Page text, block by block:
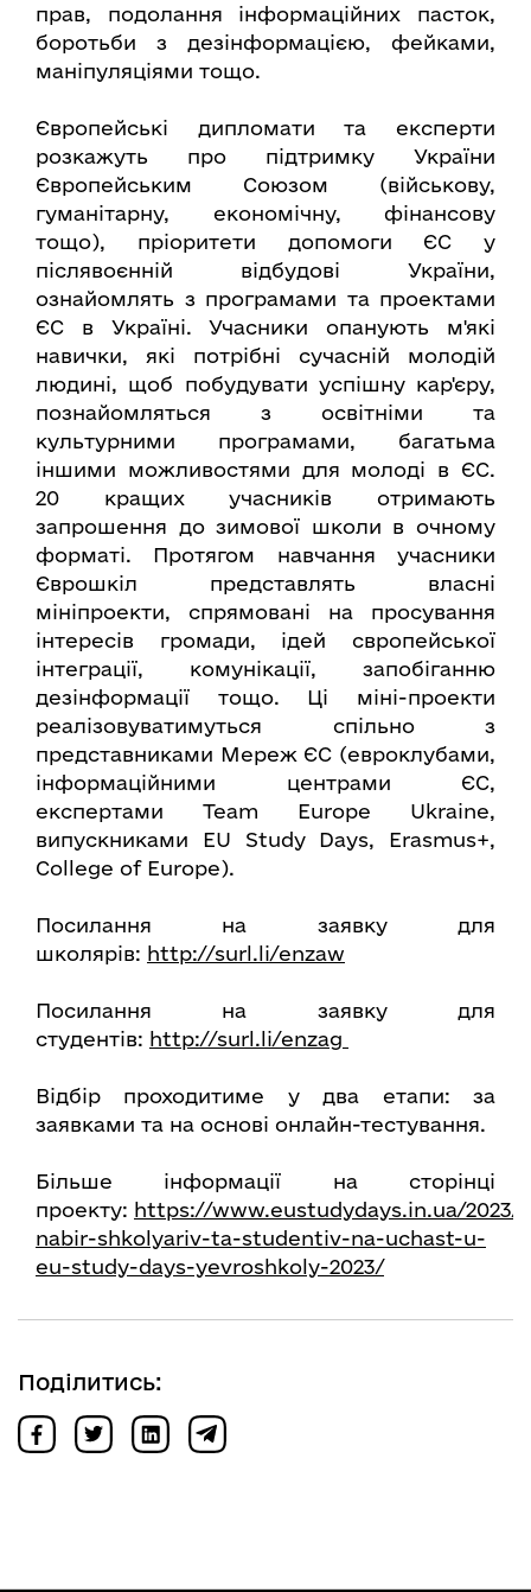
прав, подолання інформаційних пасток,
боротьби з дезінформацією, фейками,
маніпуляціями тощо.
Європейські дипломати та експерти
розкажуть про підтримку України
Європейським Союзом (військову,
гуманітарну, економічну, фінансову
тощо), пріоритети допомоги ЄС у
післявоєнній відбудові України,
ознайомлять з програмами та проектами
ЄС в Україні. Учасники опанують м'які
навички, які потрібні сучасній молодій
людині, щоб побудувати успішну кар'єру,
познайомляться з освітніми та
культурними програмами, багатьма
іншими можливостями для молоді в ЄС.
20 кращих учасників отримають
запрошення до зимової школи в очному
форматі. Протягом навчання учасники
Єврошкіл представлять власні
мініпроекти, спрямовані на просування
інтересів громади, ідей свропейської
інтеграції, комунікації, запобіганню
дезінформації тощо. Ці міні-проекти
реалізовуватимуться спільно з
представниками Мереж ЄС (евроклубами,
інформаційними центрами ЄС,
експертами Team Europe Ukraine,
випускниками EU Study Days, Erasmus+,
College of Europe).
Посилання на заявку для
школярів: http://surl.li/enzaw
Посилання на заявку для
студентів: http://surl.li/enzag
Відбір проходитиме у два етапи: за
заявками та на основі онлайн-тестування.
Більше інформації на сторінці
проекту: https://www.eustudydays.in.ua/2023/
nabir-shkolyariv-ta-studentiv-na-uchast-u-
eu-study-days-yevroshkoly-2023/
Поділитись: